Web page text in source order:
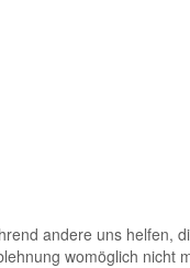
andere uns helfen,
womöglich nicht